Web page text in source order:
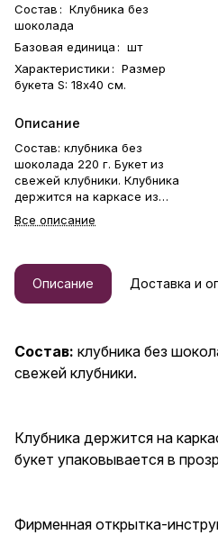
Состав : Клубника без
шоколада
Базовая единица : шт
Характеристики : Размер
букета S: 18х40 см.
Описание
Состав: клубника без
шоколада 220 г. Букет из
свежей клубники. Клубника
держится на каркасе из
упаковывается в прозрачную
инструкция по хранению — в
подарок. Этот букет —
идеальный способ выразить
учителя, Дню бабушки и
дедушки или просто в знак
маме, любимой женщине,
жене, подруге, сестре,
друзьям и коллеге.
Все описание
Описание Доставка и
Состав: клубника без
свежей клубники.
Клубника держится на
букет упаковывается в
Фирменная открытка-